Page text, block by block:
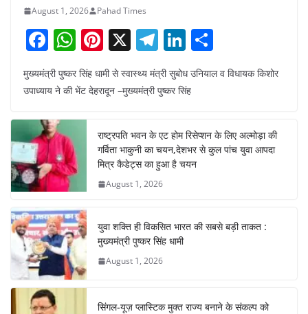
August 1, 2026 Pahad Times
F
a
c
b
o
o
k
W
h
at
A
p
p
Pi
nt
er
e
st
X T
el
e
gr
a
m
Li
n
k
dI
n
ar
मुख्यमंत्री पुष्कर सिंह धामी से स्वास्थ्य मंत्री सुबोध उनियाल व विधायक किशोर
उपाध्याय ने की भेंट देहरादून –मुख्यमंत्री पुष्कर सिंह
राष्ट्रपति भवन के एट होम रिसेप्शन के लिए अल्मोड़ा की
गर्विता भाकुनी का चयन,देशभर से कुल पांच युवा आपदा
मित्र कैडेट्स का हुआ है चयन
August 1, 2026
युवा शक्ति ही विकसित भारत की सबसे बड़ी ताकत :
मुख्यमंत्री पुष्कर सिंह धामी
August 1, 2026
सिंगल-यूज़ प्लास्टिक मुक्त राज्य बनाने के संकल्प को